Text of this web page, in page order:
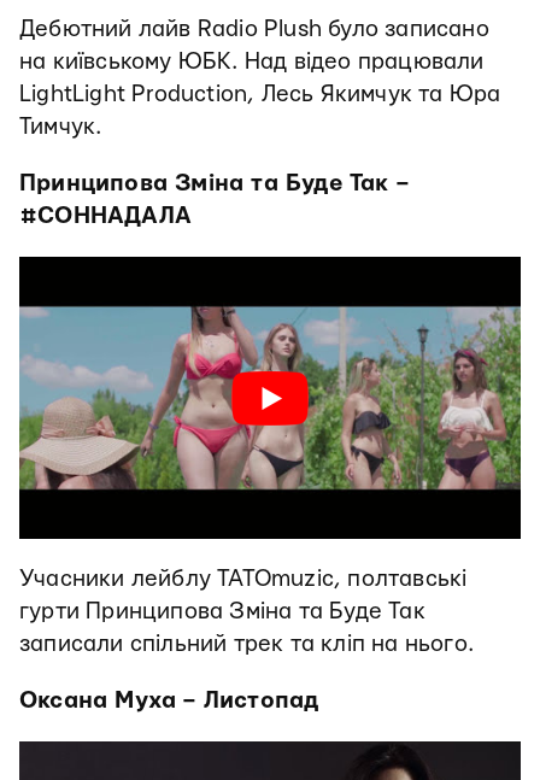
Дебютний лайв Radio Plush було записано
на київському ЮБК. Над відео працювали
LightLight Production, Лесь Якимчук та Юра
Тимчук.
Принципова Зміна та Буде Так –
#СОННАДАЛА
Учасники лейблу TATOmuzic, полтавські
гурти Принципова Зміна та Буде Так
записали спільний трек та кліп на нього.
Оксана Муха – Листопад